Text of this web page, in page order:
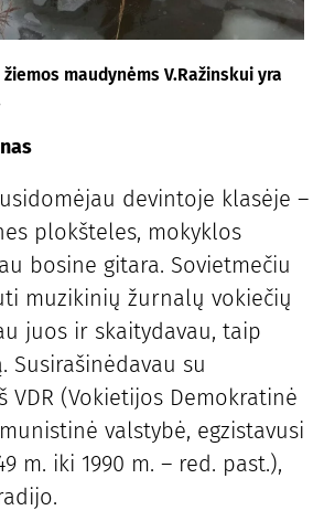
maudynėms V.Ražinskui yra
devintoje klasėje –
plokšteles, mokyklos
bosine gitara. Sovietmečiu
muzikinių žurnalų vokiečių
juos ir skaitydavau, taip
Susirašinėdavau su
VDR (Vokietijos Demokratinė
valstybė, egzistavusi
m. iki 1990 m. – red. past.),